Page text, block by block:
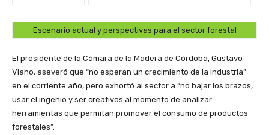
Escenario actual y perspectivas para el sector forestal
El presidente de la Cámara de la Madera de Córdoba, Gustavo
Viano, aseveró que “no esperan un crecimiento de la industria”
en el corriente año, pero exhortó al sector a “no bajar los brazos,
usar el ingenio y ser creativos al momento de analizar
herramientas que permitan promover el consumo de productos
forestales”.